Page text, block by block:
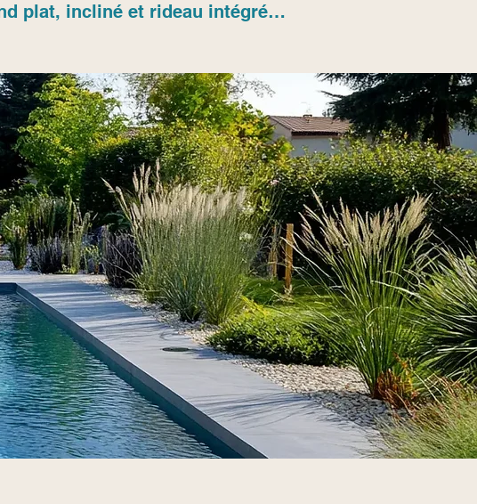
plat, incliné et rideau intégré…